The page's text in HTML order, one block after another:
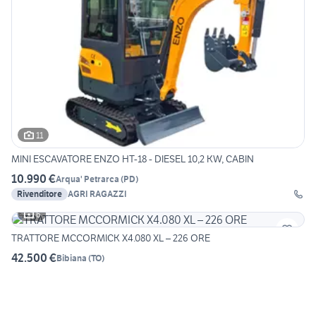
11
MINI ESCAVATORE ENZO HT-18 - DIESEL 10,2 KW, CABIN
10.990 €Arqua' Petrarca (PD)
Rivenditore AGRI RAGAZZI
6
TRATTORE MCCORMICK X4.080 XL – 226 ORE
42.500 €Bibiana (TO)